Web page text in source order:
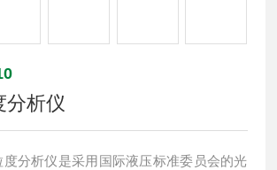
分析仪
度分析仪是采用国际液压标准委员会的光